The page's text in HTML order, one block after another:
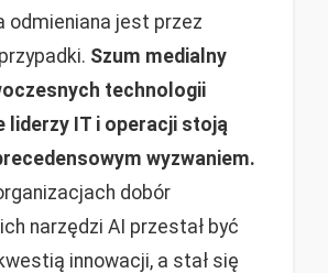
odmieniana jest przez
Szum medialny
technologii
liderzy IT i operacji stoją
wyzwaniem.
dobór
narzędzi AI przestał być
innowacji, a stał się